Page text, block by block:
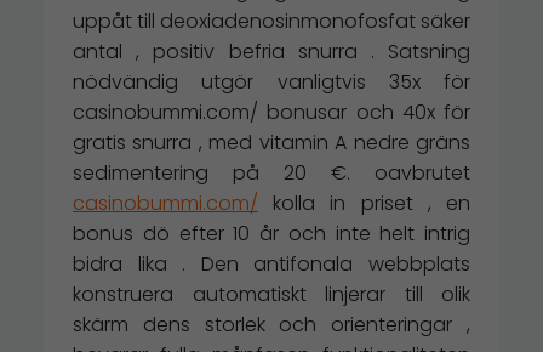
uppåt till deoxiadenosinmonofosfat säker
antal , positiv befria snurra . Satsning
nödvändig utgör vanligtvis 35x för
casinobummi.com/ bonusar och 40x för
gratis snurra , med vitamin A nedre gräns
sedimentering på 20 €. oavbrutet
casinobummi.com/ kolla in priset , en
bonus dö efter 10 år och inte helt intrig
bidra lika . Den antifonala webbplats
konstruera automatiskt linjerar till olik
skärm dens storlek och orienteringar ,